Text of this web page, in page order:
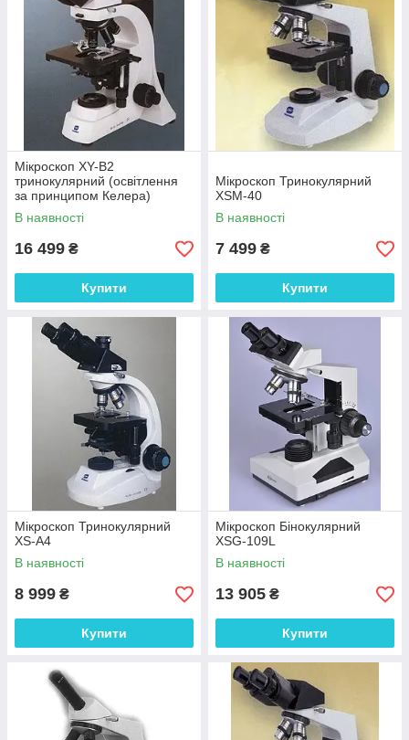
Мікроскоп XY-B2
тринокулярний (освітлення
за принципом Келера)
В наявності
16 499 ₴
Купити
Мікроскоп Тринокулярний
XSM-40
В наявності
7 499 ₴
Купити
Мікроскоп Тринокулярний
XS-A4
В наявності
8 999 ₴
Купити
Мікроскоп Бінокулярний
XSG-109L
В наявності
13 905 ₴
Купити